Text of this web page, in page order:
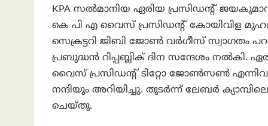
KPA സൽമാനിയ ഏരിയ പ്രസിഡന്റ്
കെ പി എ വൈസ് പ്രസിഡന്റ് കോയിവിള
സെക്രട്ടറി ജിബി ജോൺ വർഗീസ് സ്വാഗതം
പ്രബുദ്ധൻ റിപ്പബ്ലിക് ദിന സന്ദേശം നൽകി.
വൈസ് പ്രസിഡന്റ് ടിറ്റോ ജോൺസൺ
നന്ദിയും അറിയിച്ചു. തുടർന്ന് ലേബർ
ചെയ്തു.